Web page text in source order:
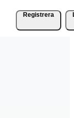
Registrera